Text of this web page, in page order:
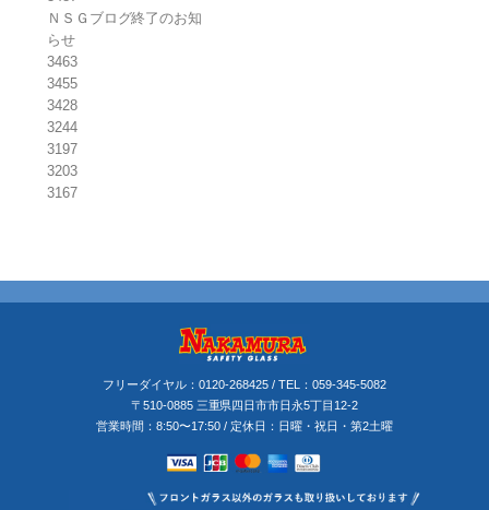
ＮＳＧブログ終了のお知
らせ
3463
3455
3428
3244
3197
3203
3167
フリーダイヤル：0120-268425 / TEL： 059-345-5082
〒510-0885 三重県四日市市日永5丁目12-2
営業時間：8:50〜17:50 / 定休日：日曜・祝日・第2土曜